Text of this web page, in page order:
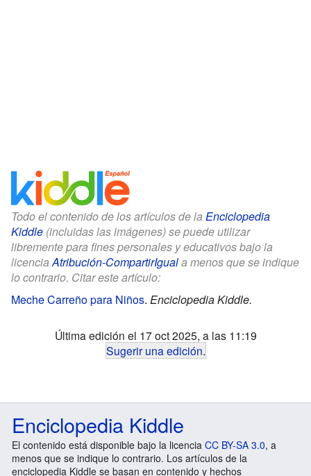
Todo el contenido de los artículos de la Enciclopedia
Kiddle (incluidas las imágenes) se puede utilizar
libremente para fines personales y educativos bajo la
licenciaAtribución-CompartirIguala menos que se indique
lo contrario. Citar este artículo:
Meche Carreño para Niños. Enciclopedia Kiddle.
Última edición el 17 oct 2025, a las 11:19
Sugerir una edición.
Enciclopedia Kiddle
El contenido está disponible bajo la licencia CC BY-SA 3.0, a
menos que se indique lo contrario. Los artículos de la
enciclopedia Kiddle se basan en contenido y hechos